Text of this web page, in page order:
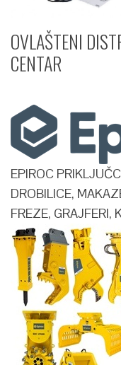
OVLAŠTENI
CENTAR​
EPIROC
DROBILICE,
FREZE, GRAJFERI,